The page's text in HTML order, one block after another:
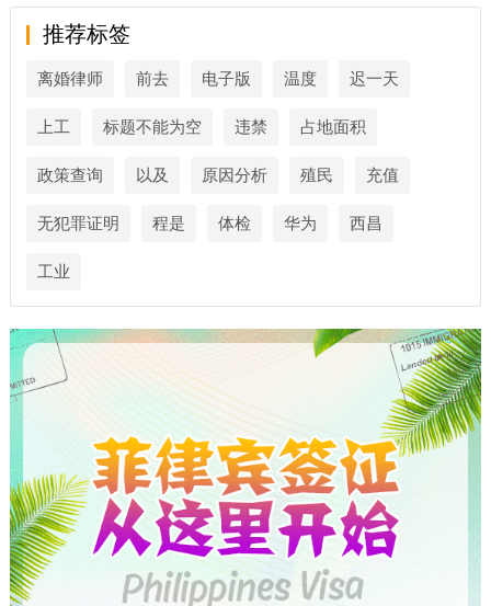
推荐标签
离婚律师 前去 电子版 温度 迟一天
上工 标题不能为空 违禁 占地面积
政策查询 以及 原因分析 殖民 充值
无犯罪证明 程是 体检 华为 西昌
工业